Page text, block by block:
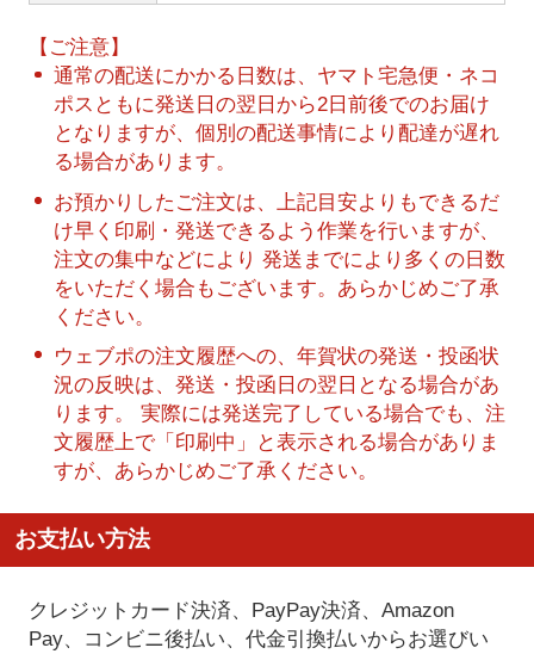
【ご注意】
通常の配送にかかる日数は、ヤマト宅急便・ネコ
ポスともに発送日の翌日から2日前後でのお届け
となりますが、個別の配送事情により配達が遅れ
る場合があります。
お預かりしたご注文は、上記目安よりもできるだ
け早く印刷・発送できるよう作業を行いますが、
注文の集中などにより 発送までにより多くの日数
をいただく場合もございます。あらかじめご了承
ください。
ウェブポの注文履歴への、年賀状の発送・投函状
況の反映は、発送・投函日の翌日となる場合があ
ります。 実際には発送完了している場合でも、注
文履歴上で「印刷中」と表示される場合がありま
すが、あらかじめご了承ください。
お支払い方法
クレジットカード決済、PayPay決済、Amazon
Pay、コンビニ後払い、代金引換払いからお選びい